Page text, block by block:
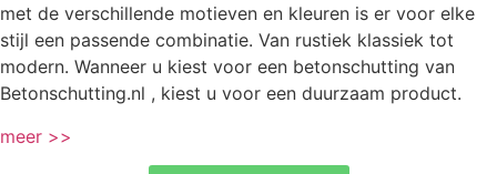
met de verschillende motieven en kleuren is er voor elke
stijl een passende combinatie. Van rustiek klassiek tot
modern. Wanneer u kiest voor een betonschutting van
Betonschutting.nl , kiest u voor een duurzaam product.
meer >>